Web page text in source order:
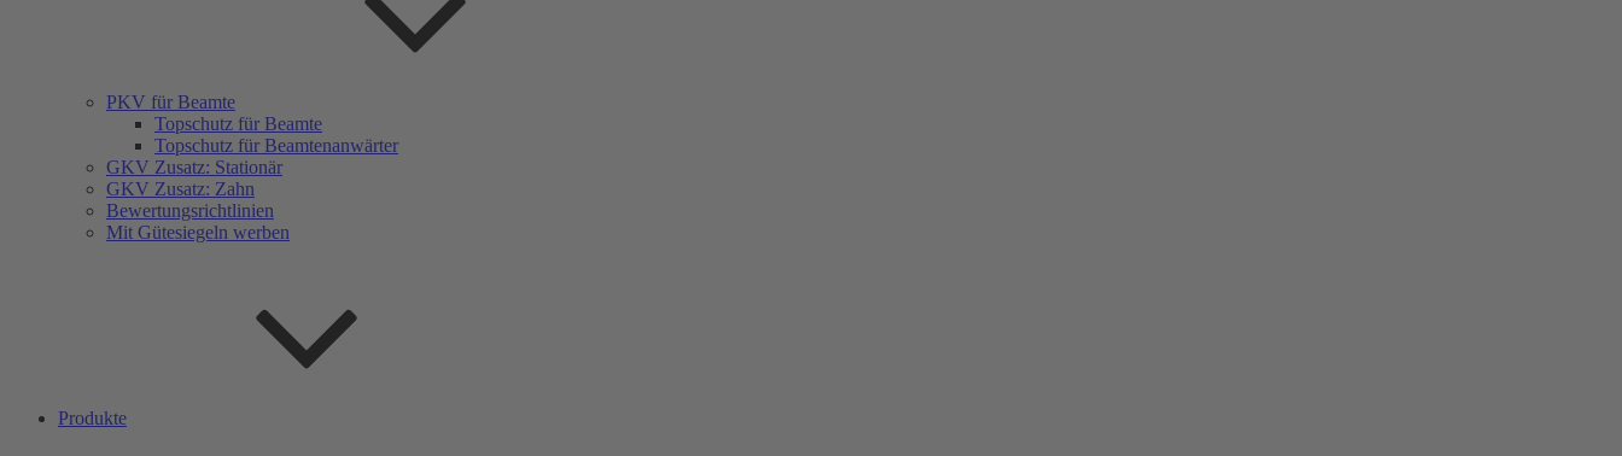
PKV für Beamte
Topschutz für Beamte
Topschutz für Beamtenanwärter
GKV Zusatz: Stationär
GKV Zusatz: Zahn
Bewertungsrichtlinien
Mit Gütesiegeln werben
Produkte